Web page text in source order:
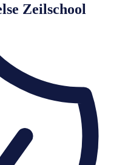
Zeilschool